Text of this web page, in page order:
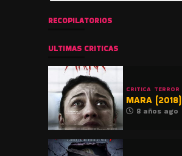
RECOPILATORIOS
ULTIMAS CRITICAS
CRITICA TERROR
MARA (2018)
8 años ago